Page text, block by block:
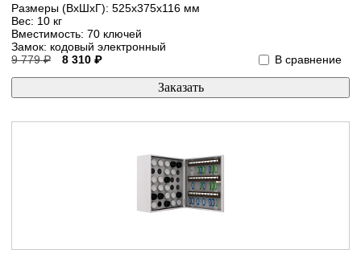
В сравнение
Размеры (ВхШхГ): 525x375x116 мм
Вес: 10 кг
Вместимость: 70 ключей
Замок: кодовый электронный
9 779 ₽
8 310 ₽